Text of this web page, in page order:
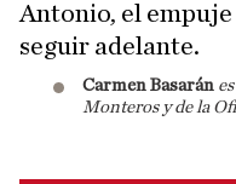
Antonio, el
seguir adelante.
Carmen Basarán
Monteros y de la